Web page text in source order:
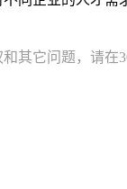
其它问题，请在